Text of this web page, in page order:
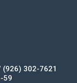
(926) 302-7621
59